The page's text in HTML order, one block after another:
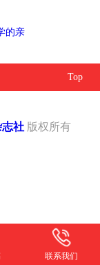
的亲
Top
志社 版权所有
联系我们